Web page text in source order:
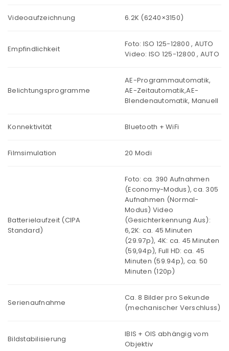
Videoaufzeichnung 6.2K (6240×3150)
Empfindlichkeit
Foto: ISO 125-12800 , AUTO
Video: ISO 125-12800 , AUTO
Belichtungsprogramme
AE-Programmautomatik,
AE-Zeitautomatik,AE-
Blendenautomatik, Manuell
Konnektivität Bluetooth + WiFi
Filmsimulation 20 Modi
Batterielaufzeit (CIPA
Standard)
Foto: ca. 390 Aufnahmen
(Economy-Modus), ca. 305
Aufnahmen (Normal-
Modus) Video
(Gesichterkennung Aus):
6,2K: ca. 45 Minuten
(29.97p), 4K: ca. 45 Minuten
(59,94p), Full HD: ca. 45
Minuten (59.94p), ca. 50
Minuten (120p)
Serienaufnahme
Ca. 8 Bilder pro Sekunde
(mechanischer Verschluss)
Bildstabilisierung
IBIS + OIS abhängig vom
Objektiv